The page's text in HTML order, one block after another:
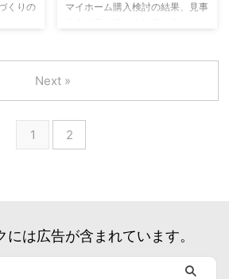
始めて
るのか、また、無理なくローンを
くりの
から
なこと
何も心
思い
をはじ
のイ
マイホーム購入検討の結果、見事
と２年以上かかる可能性もある、
楽しいながらも大変な旅路が始ま
ります。 そして旅が始まる前に
やっておきたいのが、まずは全体
像を把握すること。 地図無しで
の全体の流れについて説明してい
きます。 家づくりの流れ それで
1 2
Next »
は広告が含まれています。